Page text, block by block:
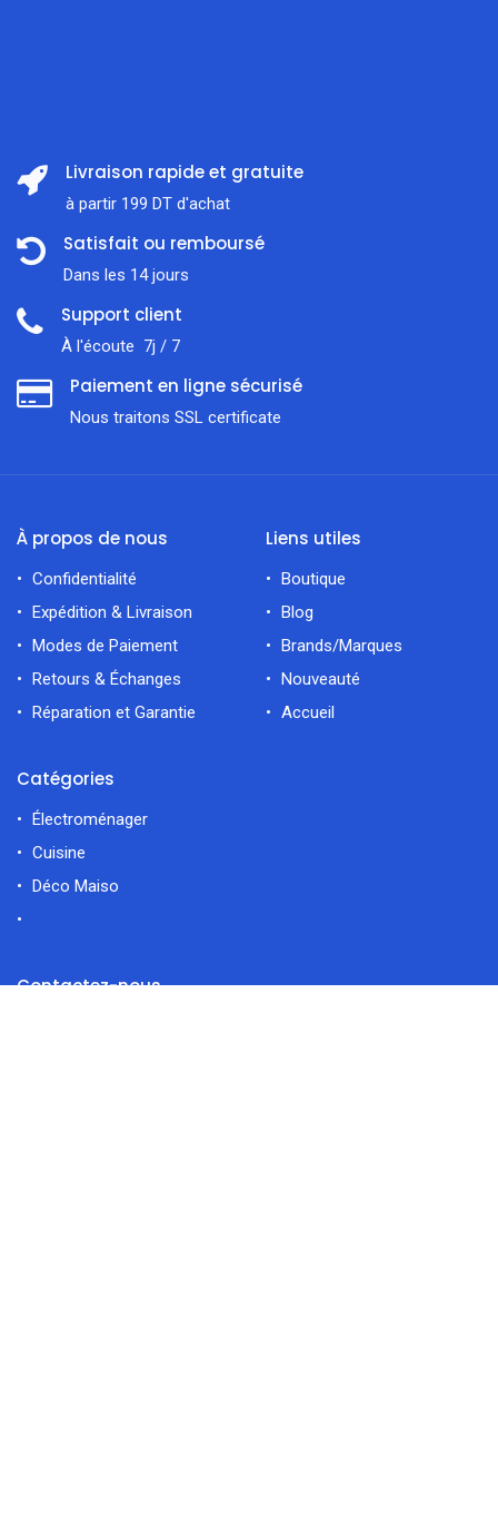
Livraison rapide et gratuite
à partir 199 DT d'achat
Satisfait ou remboursé
Dans les 14 jours
Support client
À l'écoute 7j / 7
Paiement en ligne sécurisé
Nous traitons SSL сertificate
À propos de nous
Confidentialité
Expédition & Livraison
Modes de Paiement
Retours & Échanges
Réparation et Garantie
Liens utiles
Boutique
Blog
Brands/Marques
Nouveauté
Accueil
Catégories
Électroménager
Cuisine
Déco Maiso
Contactez-nous